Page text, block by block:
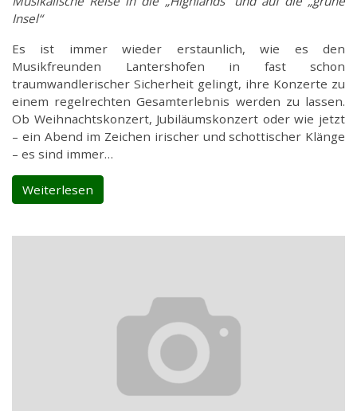
Insel“
Es ist immer wieder erstaunlich, wie es den
Musikfreunden Lantershofen in fast schon
traumwandlerischer Sicherheit gelingt, ihre Konzerte zu
einem regelrechten Gesamterlebnis werden zu lassen.
Ob Weihnachtskonzert, Jubiläumskonzert oder wie jetzt
– ein Abend im Zeichen irischer und schottischer Klänge
– es sind immer…
Weiterlesen